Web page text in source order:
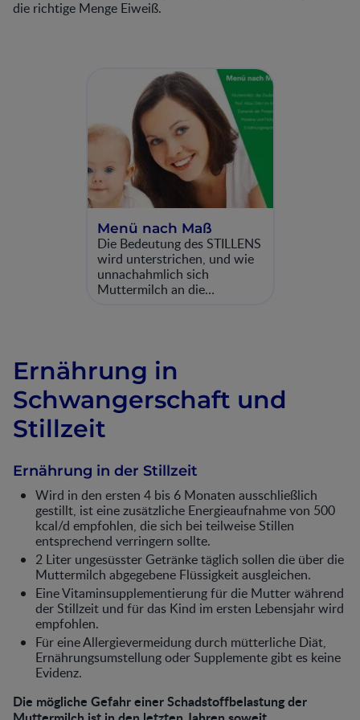
die richtige Menge Eiweiß.
Menü nach Maß
Die Bedeutung des STILLENS
wird unterstrichen, und wie
unnachahmlich sich
Muttermilch an die
MUTTERMILCH wird in seine
Bestandteile zerlegt und die
Bedeutung für Wachstum
und Entwicklung aus
verschiedenen Perspektiven
erläutert.
Ernährung in
Schwangerschaft und
Stillzeit
Ernährung in der Stillzeit
Wird in den ersten 4 bis 6 Monaten ausschließlich
gestillt, ist eine zusätzliche Energieaufnahme von 500
kcal/d empfohlen, die sich bei teilweise Stillen
entsprechend verringern sollte.
2 Liter ungesüsster Getränke täglich sollen die über die
Muttermilch abgegebene Flüssigkeit ausgleichen.
Eine Vitaminsupplementierung für die Mutter während
der Stillzeit und für das Kind im ersten Lebensjahr wird
empfohlen.
Für eine Allergievermeidung durch mütterliche Diät,
Ernährungsumstellung oder Supplemente gibt es keine
Evidenz.
Die mögliche Gefahr einer Schadstoffbelastung der